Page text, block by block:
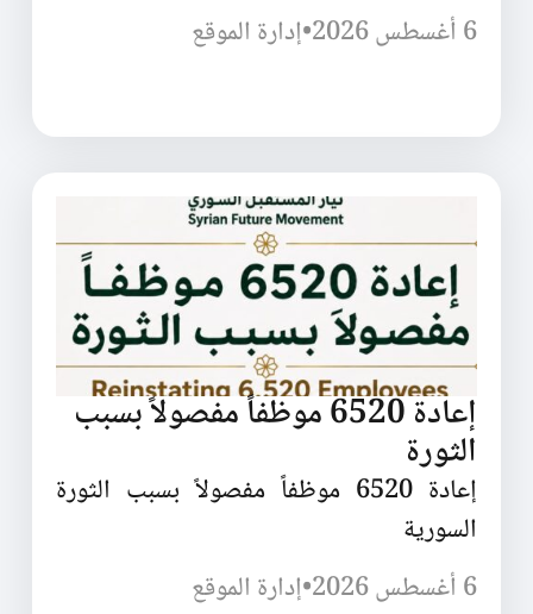
6 أغسطس 2026
•إدارة الموقع
إعادة 6520 موظفاً مفصولاً بسبب
الثورة
إعادة 6520 موظفاً مفصولاً بسبب الثورة
السورية
6 أغسطس 2026
•إدارة الموقع